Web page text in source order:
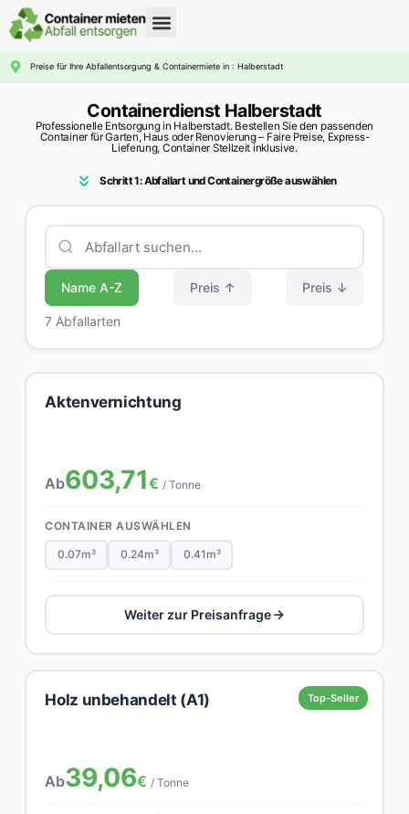
Preise für Ihre Abfallentsorgung & Containermiete in : Halberstadt
Containerdienst Halberstadt
Professionelle Entsorgung in Halberstadt. Bestellen Sie den passenden
Container für Garten, Haus oder Renovierung – Faire Preise, Express-
Lieferung, Container Stellzeit inklusive.
Schritt 1: Abfallart und Containergröße auswählen
Name A-Z Preis ↑ Preis ↓
7 Abfallarten
Aktenvernichtung
Ab603,71€ / Tonne
CONTAINER AUSWÄHLEN
0.07m³ 0.24m³ 0.41m³
Weiter zur Preisanfrage
Top-Seller
Holz unbehandelt (A1)
Ab39,06€ / Tonne